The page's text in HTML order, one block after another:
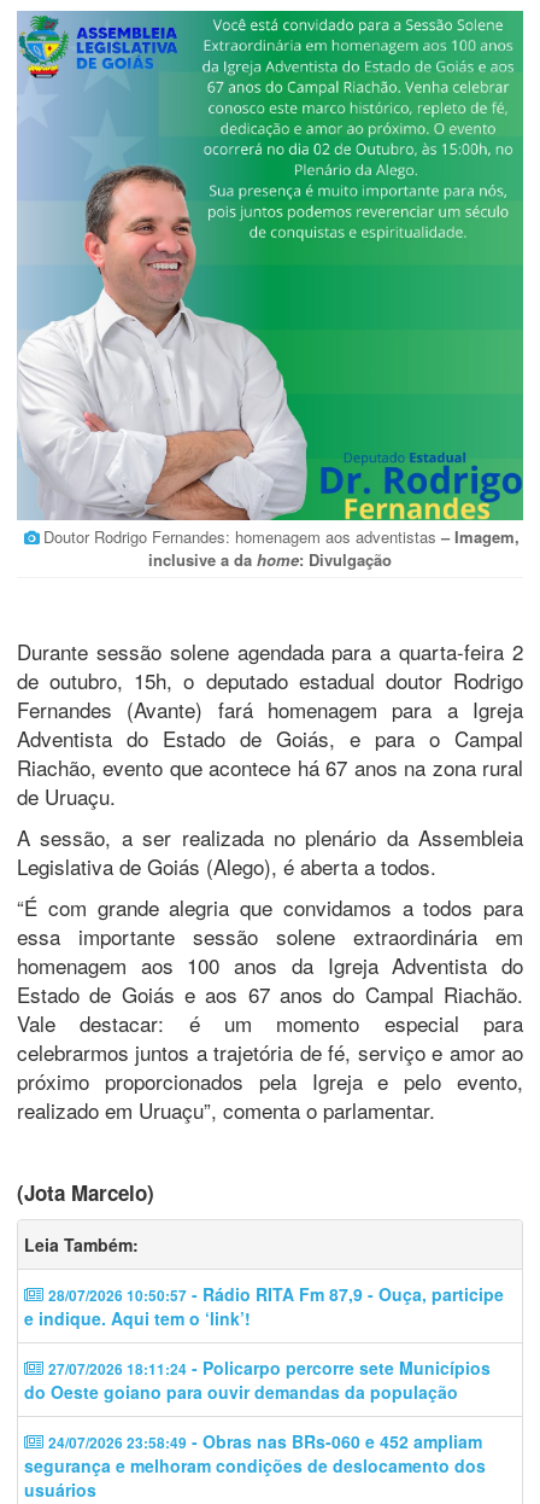
Doutor Rodrigo Fernandes: homenagem aos adventistas – Imagem,
inclusive a da home: Divulgação
Durante sessão solene agendada para a quarta-feira 2
de outubro, 15h, o deputado estadual doutor Rodrigo
Fernandes (Avante) fará homenagem para a Igreja
Adventista do Estado de Goiás, e para o Campal
Riachão, evento que acontece há 67 anos na zona rural
de Uruaçu.
A sessão, a ser realizada no plenário da Assembleia
Legislativa de Goiás (Alego), é aberta a todos.
“É com grande alegria que convidamos a todos para
essa importante sessão solene extraordinária em
homenagem aos 100 anos da Igreja Adventista do
Estado de Goiás e aos 67 anos do Campal Riachão.
Vale destacar: é um momento especial para
celebrarmos juntos a trajetória de fé, serviço e amor ao
próximo proporcionados pela Igreja e pelo evento,
realizado em Uruaçu”, comenta o parlamentar.
(Jota Marcelo)
Leia Também:
28/07/2026 10:50:57 - Rádio RITA Fm 87,9 - Ouça, participe
e indique. Aqui tem o ‘link’!
27/07/2026 18:11:24 - Policarpo percorre sete Municípios
do Oeste goiano para ouvir demandas da população
24/07/2026 23:58:49 - Obras nas BRs-060 e 452 ampliam
segurança e melhoram condições de deslocamento dos
usuários